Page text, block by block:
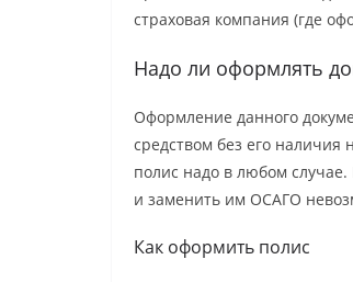
страховая компания (где
Надо ли оформлять
Оформление данного
средством без его
полис надо в любом
и заменить им ОСАГО
Как оформить полис